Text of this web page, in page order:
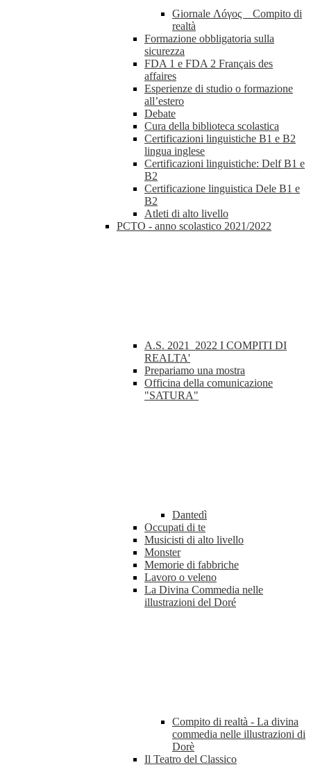
Giornale Λóγος _ Compito di
realtà
Formazione obbligatoria sulla
sicurezza
FDA 1 e FDA 2 Français des
affaires
Esperienze di studio o formazione
all’estero
Debate
Cura della biblioteca scolastica
Certificazioni linguistiche B1 e B2
lingua inglese
Certificazioni linguistiche: Delf B1 e
B2
Certificazione linguistica Dele B1 e
B2
Atleti di alto livello
PCTO - anno scolastico 2021/2022
A.S. 2021_2022 I COMPITI DI
REALTA'
Prepariamo una mostra
Officina della comunicazione
"SATURA"
Dantedì
Occupati di te
Musicisti di alto livello
Monster
Memorie di fabbriche
Lavoro o veleno
La Divina Commedia nelle
illustrazioni del Doré
Compito di realtà - La divina
commedia nelle illustrazioni di
Dorè
Il Teatro del Classico